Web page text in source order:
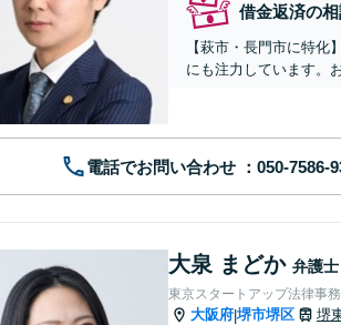
借金返済の
【萩市・長門市に特
にも注力しています。
電話でお問い合わせ
大泉 まどか 弁護士
東京スタートアップ法律事
大阪府|堺市堺区 堺